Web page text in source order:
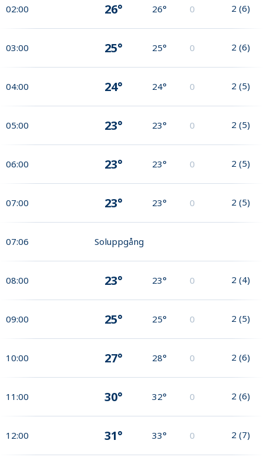
02:00 26° 26° 0 2 (6)
03:00 25° 25° 0 2 (6)
04:00 24° 24° 0 2 (5)
05:00 23° 23° 0 2 (5)
06:00 23° 23° 0 2 (5)
07:00 23° 23° 0 2 (5)
07:06 Soluppgång
08:00 23° 23° 0 2 (4)
09:00 25° 25° 0 2 (5)
10:00 27° 28° 0 2 (6)
11:00 30° 32° 0 2 (6)
12:00 31° 33° 0 2 (7)